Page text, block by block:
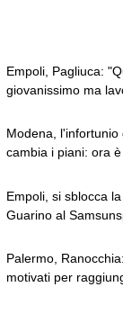
Empoli, Pagliuca:
giovanissimo ma
Modena, l'infortunio
cambia i piani: ora
Empoli, si sblocca
Guarino al
Palermo,
motivati per